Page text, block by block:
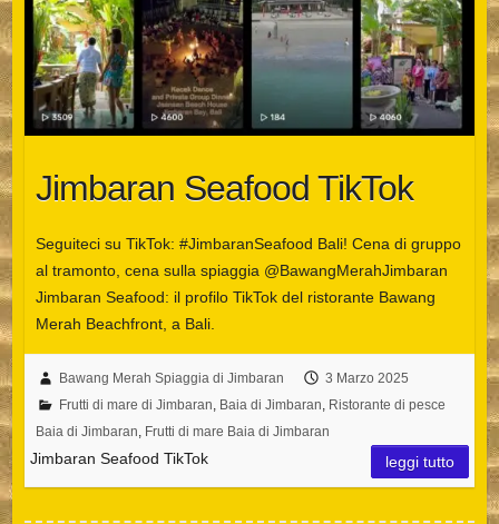
Jimbaran Seafood TikTok
Seguiteci su TikTok: #JimbaranSeafood Bali! Cena di gruppo
al tramonto, cena sulla spiaggia @BawangMerahJimbaran
Jimbaran Seafood: il profilo TikTok del ristorante Bawang
Merah Beachfront, a Bali.
Bawang Merah Spiaggia di Jimbaran
3 Marzo 2025
Frutti di mare di Jimbaran Baia di Jimbaran Ristorante di pesce
Baia di Jimbaran Frutti di mare Baia di Jimbaran
Jimbaran Seafood TikTok leggi tutto